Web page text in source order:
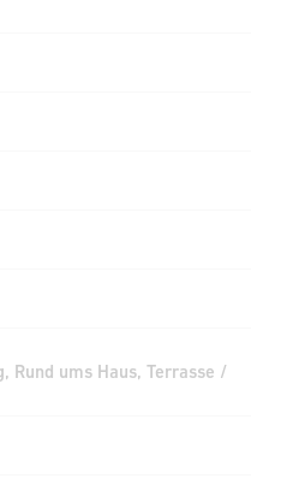
Rund ums Haus, Terrasse /